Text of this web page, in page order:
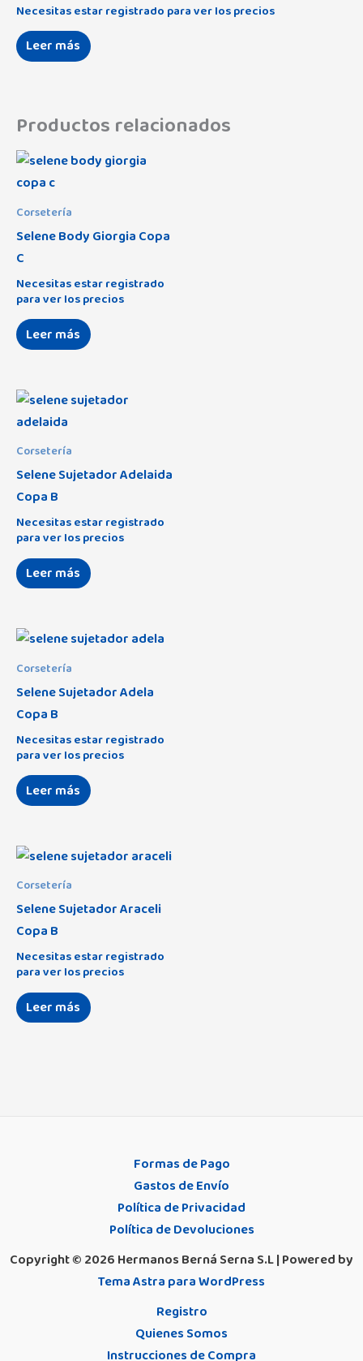
Necesitas estar registrado para ver los precios
Leer más
Productos relacionados
Corsetería
Selene Body Giorgia Copa
C
Necesitas estar registrado
para ver los precios
Leer más
Corsetería
Selene Sujetador Adelaida
Copa B
Necesitas estar registrado
para ver los precios
Leer más
Corsetería
Selene Sujetador Adela
Copa B
Necesitas estar registrado
para ver los precios
Leer más
Corsetería
Selene Sujetador Araceli
Copa B
Necesitas estar registrado
para ver los precios
Leer más
Formas de Pago
Gastos de Envío
Política de Privacidad
Política de Devoluciones
Copyright © 2026 Hermanos Berná Serna S.L | Powered by
Tema Astra para WordPress
Registro
Quienes Somos
Instrucciones de Compra